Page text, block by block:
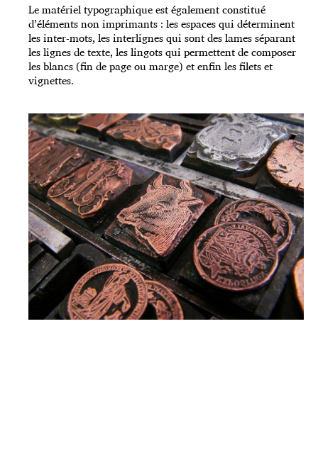
Le matériel typographique est également constitué
d’éléments non imprimants : les espaces qui déterminent
les inter-mots, les interlignes qui sont des lames séparant
les lignes de texte, les lingots qui permettent de composer
les blancs (fin de page ou marge) et enfin les filets et
vignettes.